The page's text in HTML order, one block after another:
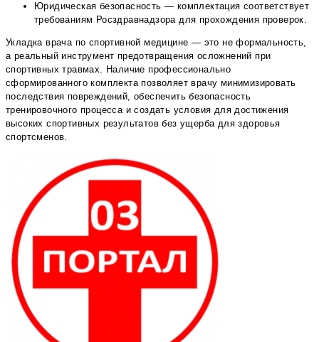
Юридическая безопасность — комплектация соответствует
требованиям Росздравнадзора для прохождения проверок.
Укладка врача по спортивной медицине — это не формальность,
а реальный инструмент предотвращения осложнений при
спортивных травмах. Наличие профессионально
сформированного комплекта позволяет врачу минимизировать
последствия повреждений, обеспечить безопасность
тренировочного процесса и создать условия для достижения
высоких спортивных результатов без ущерба для здоровья
спортсменов.